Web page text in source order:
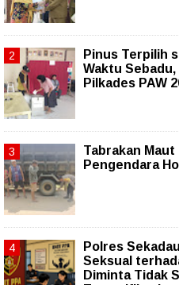
Pinus Terpilih
Waktu Sebadu,
Pilkades PAW
Tabrakan
Pengendara
Polres
Seksual
Diminta Tidak